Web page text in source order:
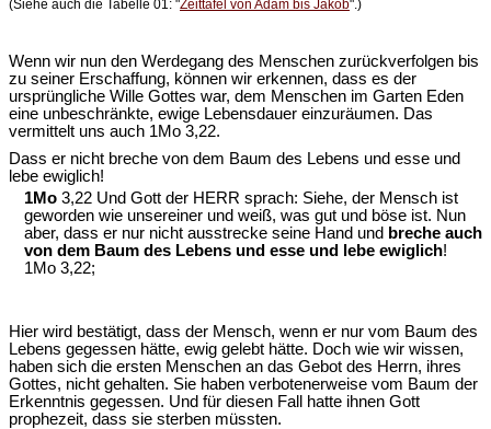
(Siehe auch die Tabelle 01: "Zeittafel von Adam bis Jakob".)
Wenn wir nun den Werdegang des Menschen zurückverfolgen bis
zu seiner Erschaffung, können wir erkennen, dass es der
ursprüngliche Wille Gottes war, dem Menschen im Garten Eden
eine unbeschränkte, ewige Lebensdauer einzuräumen. Das
vermittelt uns auch 1Mo 3,22.
Dass er nicht breche von dem Baum des Lebens und esse und
lebe ewiglich!
1Mo 3,22 Und Gott der HERR sprach: Siehe, der Mensch ist
geworden wie unsereiner und weiß, was gut und böse ist. Nun
aber, dass er nur nicht ausstrecke seine Hand und breche auch
von dem Baum des Lebens und esse und lebe ewiglich!
1Mo 3,22;
Hier wird bestätigt, dass der Mensch, wenn er nur vom Baum des
Lebens gegessen hätte, ewig gelebt hätte. Doch wie wir wissen,
haben sich die ersten Menschen an das Gebot des Herrn, ihres
Gottes, nicht gehalten. Sie haben verbotenerweise vom Baum der
Erkenntnis gegessen. Und für diesen Fall hatte ihnen Gott
prophezeit, dass sie sterben müssten.